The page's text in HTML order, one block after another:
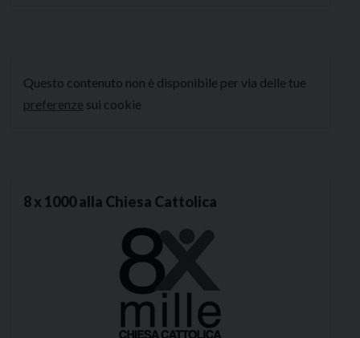
Questo contenuto non è disponibile per via delle tue
preferenze sui cookie
8 x 1000 alla Chiesa Cattolica